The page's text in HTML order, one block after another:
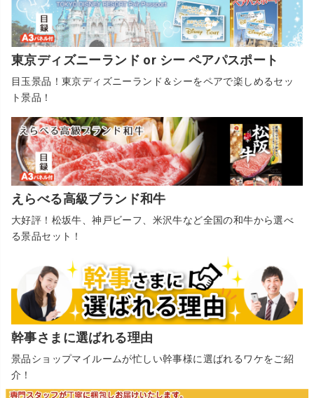
東京ディズニーランド or シー ペアパスポート
目玉景品！東京ディズニーランド＆シーをペアで楽しめるセッ
ト景品！
えらべる高級ブランド和牛
大好評！松坂牛、神戸ビーフ、米沢牛など全国の和牛から選べ
る景品セット！
幹事さまに選ばれる理由
景品ショップマイルームが忙しい幹事様に選ばれるワケをご紹
介！